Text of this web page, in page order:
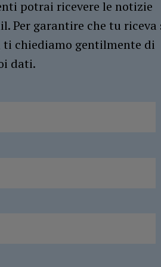
potrai ricevere le notizie
Per garantire che tu riceva
chiediamo gentilmente di
dati.